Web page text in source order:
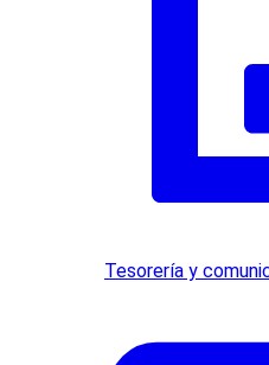
Tesorería y